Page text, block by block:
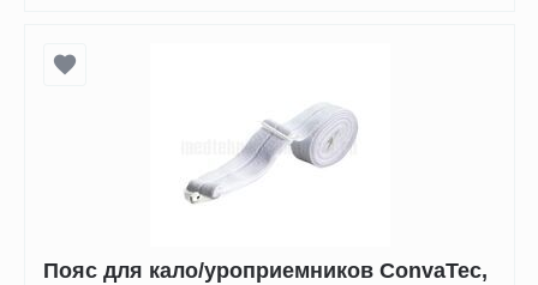
Пояс для кало/уроприемников ConvaTec,